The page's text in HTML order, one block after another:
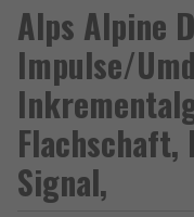
Alps Alpine
Impulse/
Signal,